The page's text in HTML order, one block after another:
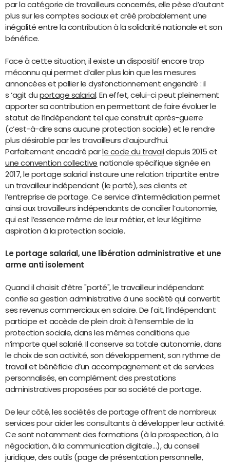
par la catégorie de travailleurs concernés, elle pèse d’autant
plus sur les comptes sociaux et créé probablement une
inégalité entre la contribution à la solidarité nationale et son
bénéfice.
Face à cette situation, il existe un dispositif encore trop
méconnu qui permet d’aller plus loin que les mesures
annoncées et pallier le dysfonctionnement engendré : il
s ‘agit du portage salarial . En effet, celui-ci peut pleinement
apporter sa contribution en permettant de faire évoluer le
statut de l’indépendant tel que construit après-guerre
(c’est-à-dire sans aucune protection sociale) et le rendre
plus désirable par les travailleurs d’aujourd’hui.
Parfaitement encadré par le code du travail depuis 2015 et
une convention collective nationale spécifique signée en
2017, le portage salarial instaure une relation tripartite entre
un travailleur indépendant (le porté), ses clients et
l’entreprise de portage. Ce service d’intermédiation permet
ainsi aux travailleurs indépendants de concilier l’autonomie,
qui est l’essence même de leur métier, et leur légitime
aspiration à la protection sociale.
Le portage salarial, une libération administrative et une
arme anti isolement
Quand il choisit d’être "porté", le travailleur indépendant
confie sa gestion administrative à une société qui convertit
ses revenus commerciaux en salaire. De fait, l’indépendant
participe et accède de plein droit à l’ensemble de la
protection sociale, dans les mêmes conditions que
n’importe quel salarié. Il conserve sa totale autonomie, dans
le choix de son activité, son développement, son rythme de
travail et bénéficie d’un accompagnement et de services
personnalisés, en complément des prestations
administratives proposées par sa société de portage.
De leur côté, les sociétés de portage offrent de nombreux
services pour aider les consultants à développer leur activité.
Ce sont notamment des formations (à la prospection, à la
négociation, à la communication digitale…), du conseil
juridique, des outils (page de présentation personnelle,